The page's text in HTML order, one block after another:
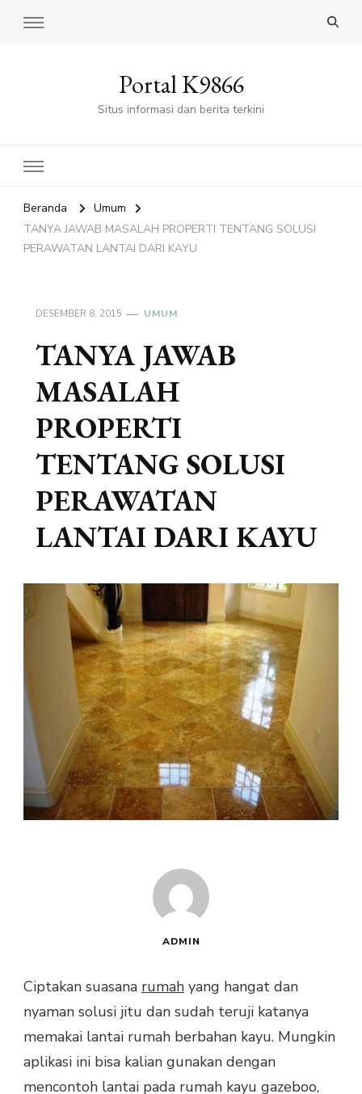
Portal K9866
Situs informasi dan berita terkini
Beranda
Umum
TANYA JAWAB MASALAH PROPERTI TENTANG SOLUSI
PERAWATAN LANTAI DARI KAYU
DESEMBER 8, 2015 UMUM
TANYA JAWAB
MASALAH
PROPERTI
TENTANG SOLUSI
PERAWATAN
LANTAI DARI KAYU
ADMIN
Ciptakan suasana rumah yang hangat dan
nyaman solusi jitu dan sudah teruji katanya
memakai lantai rumah berbahan kayu. Mungkin
aplikasi ini bisa kalian gunakan dengan
mencontoh lantai pada rumah kayu gazeboo,